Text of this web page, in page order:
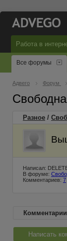
Работа в
Все форумы
Адвего Форум
Разное /
Написал:
В форуме:
Комментариев: 7
Комментарии
Написать